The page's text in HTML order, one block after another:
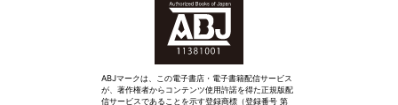
ABJマークは、この電子書店・電子書籍配信サービス
が、著作権者からコンテンツ使用許諾を得た正規版配
信サービスであることを示す登録商標（登録番号 第